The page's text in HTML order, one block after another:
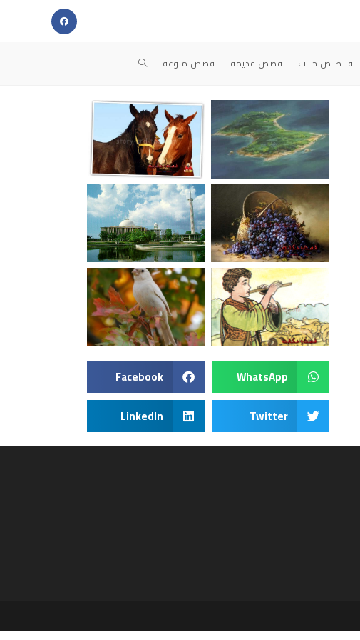
قــصـص حــب قصص قديمة قصص منوعة
WhatsApp
Facebook
Twitter
LinkedIn